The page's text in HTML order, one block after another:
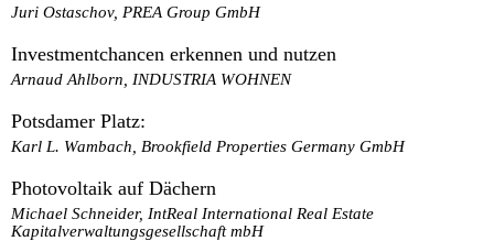
Juri Ostaschov, PREA Group GmbH
Investmentchancen erkennen und nutzen
Arnaud Ahlborn, INDUSTRIA WOHNEN
Potsdamer Platz:
Karl L. Wambach, Brookfield Properties Germany GmbH
Photovoltaik auf Dächern
Michael Schneider, IntReal International Real Estate
Kapitalverwaltungsgesellschaft mbH